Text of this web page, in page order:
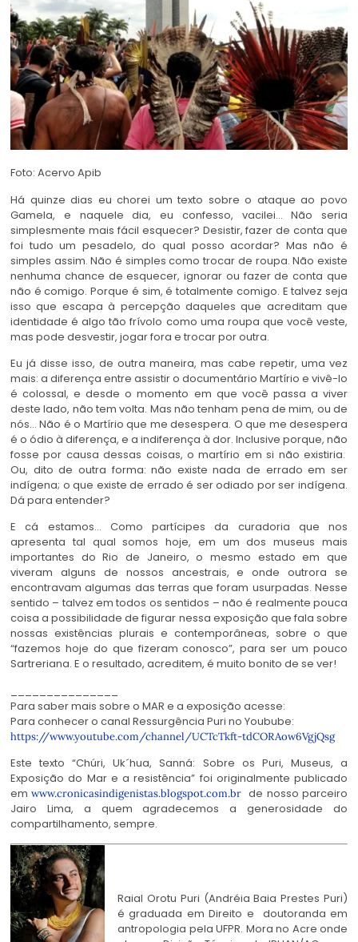
Foto: Acervo Apib
Há quinze dias eu chorei um texto sobre o ataque ao povo
Gamela, e naquele dia, eu confesso, vacilei… Não seria
simplesmente mais fácil esquecer? Desistir, fazer de conta que
foi tudo um pesadelo, do qual posso acordar? Mas não é
simples assim. Não é simples como trocar de roupa. Não existe
nenhuma chance de esquecer, ignorar ou fazer de conta que
não é comigo. Porque é sim, é totalmente comigo. E talvez seja
isso que escapa à percepção daqueles que acreditam que
identidade é algo tão frívolo como uma roupa que você veste,
mas pode desvestir, jogar fora e trocar por outra.
Eu já disse isso, de outra maneira, mas cabe repetir, uma vez
mais: a diferença entre assistir o documentário Martírio e vivê-lo
é colossal, e desde o momento em que você passa a viver
deste lado, não tem volta. Mas não tenham pena de mim, ou de
nós… Não é o Martírio que me desespera. O que me desespera
é o ódio à diferença, e a indiferença à dor. Inclusive porque, não
fosse por causa dessas coisas, o martírio em si não existiria.
Ou, dito de outra forma: não existe nada de errado em ser
indígena; o que existe de errado é ser odiado por ser indígena.
Dá para entender?
E cá estamos… Como partícipes da curadoria que nos
apresenta tal qual somos hoje, em um dos museus mais
importantes do Rio de Janeiro, o mesmo estado em que
viveram alguns de nossos ancestrais, e onde outrora se
encontravam algumas das terras que foram usurpadas. Nesse
sentido – talvez em todos os sentidos – não é realmente pouca
coisa a possibilidade de figurar nessa exposição que fala sobre
nossas existências plurais e contemporâneas, sobre o que
“fazemos hoje do que fizeram conosco”, para ser um pouco
Sartreriana. E o resultado, acreditem, é muito bonito de se ver!
Para saber mais sobre o MAR e a exposição acesse:
Para conhecer o canal Ressurgência Puri no Youbube:
https://www.youtube.com/channel/UCTcTkft-tdCORAow6VgjQsg
Este texto “Chúri, Uk´hua, Sanná: Sobre os Puri, Museus, a
Exposição do Mar e a resistência” foi originalmente publicado
emwww.cronicasindigenistas.blogspot.com.br de nosso parceiro
Jairo Lima, a quem agradecemos a generosidade do
compartilhamento, sempre.
Raial Orotu Puri (Andréia Baia Prestes Puri)
é graduada em Direito e doutoranda em
antropologia pela UFPR. Mora no Acre onde